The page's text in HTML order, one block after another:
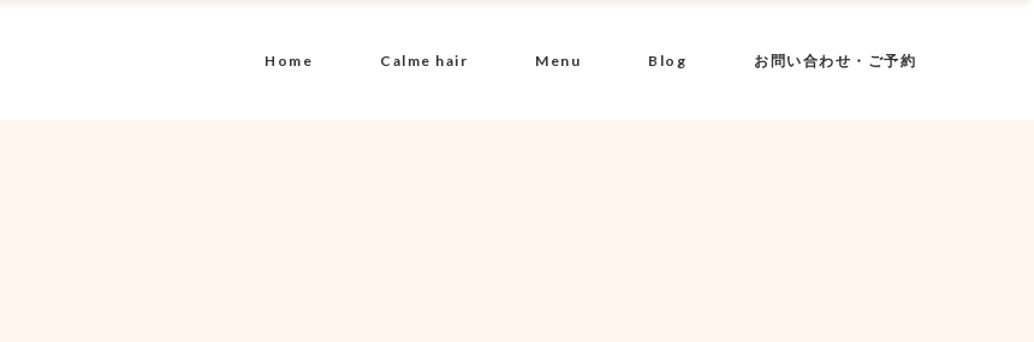
Home Calme hair Menu Blog お問い合わせ・ご予約